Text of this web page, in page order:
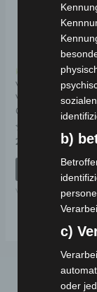
Kostenloser
VISTA
VERKLEIDUNG
GEGENSTÜCK
Bewertet
0
29,00
IN DEN
VISTA
b)
c)
oder